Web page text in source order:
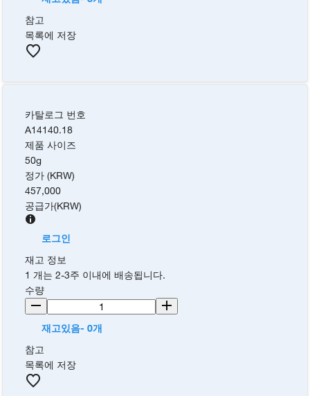
참고
목록에 저장
카탈로그 번호
A14140.18
제품 사이즈
50g
정가 (KRW)
457,000
공급가(KRW)
로그인
재고 정보
1 개는 2-3주 이내에 배송됩니다.
수량
재고있음- 0개
참고
목록에 저장